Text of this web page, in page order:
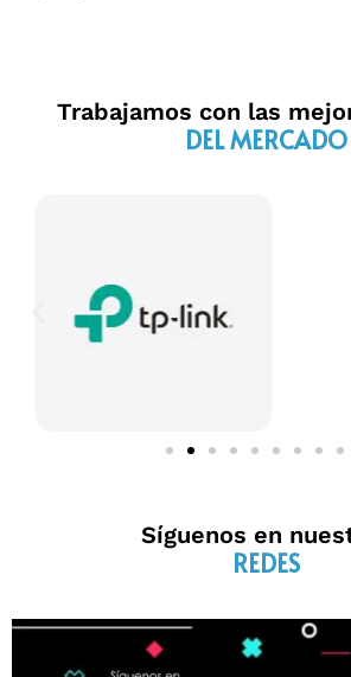
Trabajamos con las
DEL MERCADO
Síguenos en
REDES